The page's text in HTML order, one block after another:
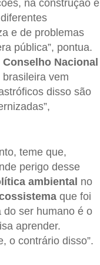
na construção e
e de problemas
pública”, pontua.
Conselho Nacional
vem
disso são
teme que,
perigo desse
ambiental no
que foi
do ser humano é o
aprender.
o contrário disso”.